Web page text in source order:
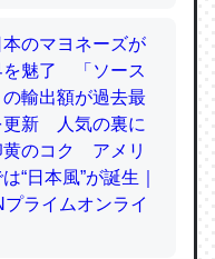
る新仮説
置こうかと画策
かが分かるのでこ